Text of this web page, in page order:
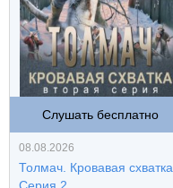
Слушать бесплатно
08.08.2026
Толмач. Кровавая схватка.